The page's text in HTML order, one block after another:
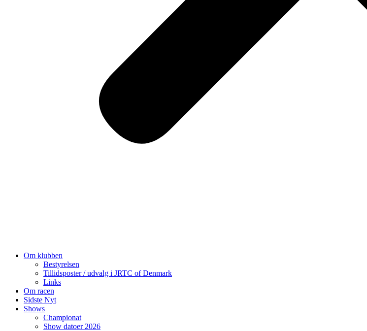
Om klubben
Bestyrelsen
Tillidsposter / udvalg i JRTC of Denmark
Links
Om racen
Sidste Nyt
Shows
Championat
Show datoer 2026